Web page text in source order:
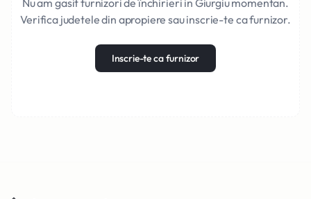
Nu am gasit furnizori de închirieri in Giurgiu momentan.
Verifica judetele din apropiere sau inscrie-te ca furnizor.
Inscrie-te ca furnizor